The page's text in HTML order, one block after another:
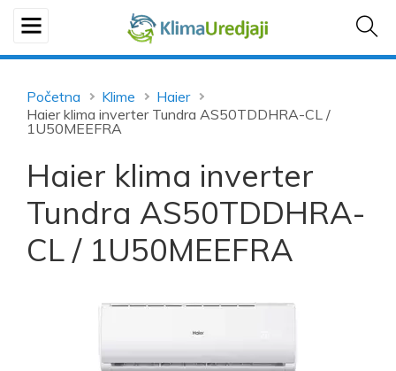
Početna Klime
Haier
Haier klima inverter Tundra AS50TDDHRA-CL /
1U50MEEFRA
Haier klima inverter
Tundra AS50TDDHRA-
CL / 1U50MEEFRA